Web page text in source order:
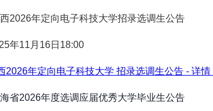
2026年定向电子科技大学招录选调生公告
年11月16日18:00
2026年定向电子科技大学 招录选调生公告 - 详情
省2026年度选调应届优秀大学毕业生公告